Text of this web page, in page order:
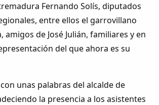
Local
Fernando Solís, diputados
entre ellos el garrovillano
amigos de José Julián, familiares y en
del que ahora es su
unas palabras del alcalde de
la presencia a los asistentes